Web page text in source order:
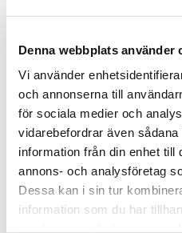
Denna webbplats använder
Vi använder
och annonserna till
för sociala medier och
vidarebefordrar även
information från din enhet till
annons- och analysföretag
Dessa kan i sin tur
information som du har